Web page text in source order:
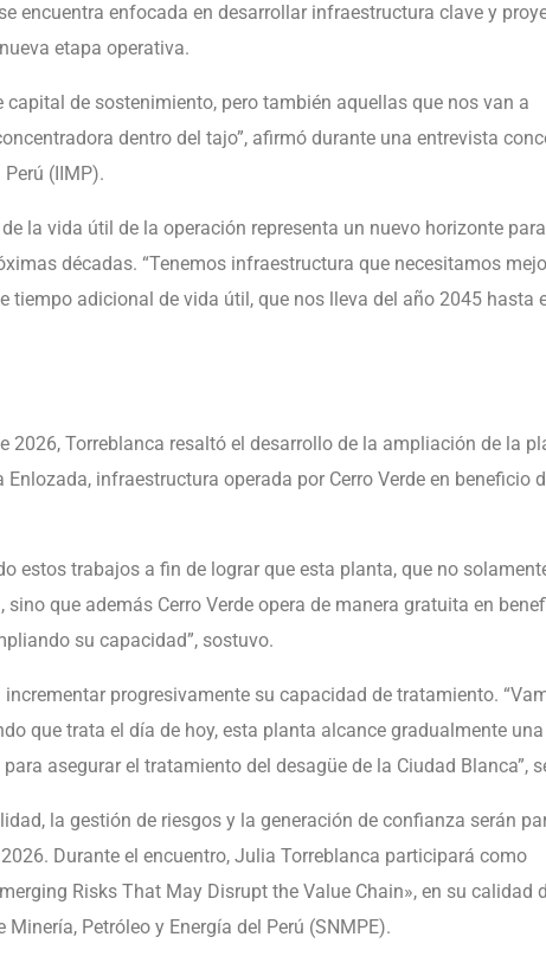
encuentra enfocada en desarrollar infraestructura clave y
etapa operativa.
capital de sostenimiento, pero también aquellas que nos van a
dentro del tajo”, afirmó durante una entrevista
(IIMP).
la vida útil de la operación representa un nuevo horizonte
décadas. “Tenemos infraestructura que necesitamos
tiempo adicional de vida útil, que nos lleva del año 2045 hasta
2026, Torreblanca resaltó el desarrollo de la ampliación de la
infraestructura operada por Cerro Verde en beneficio
estos trabajos a fin de lograr que esta planta, que no
sino que además Cerro Verde opera de manera gratuita en
su capacidad”, sostuvo.
progresivamente su capacidad de tratamiento.
que trata el día de hoy, esta planta alcance gradualmente una
asegurar el tratamiento del desagüe de la Ciudad Blanca”,
la gestión de riesgos y la generación de confianza serán
Durante el encuentro, Julia Torreblanca participará como
Risks That May Disrupt the Value Chain», en su calidad
Petróleo y Energía del Perú (SNMPE).